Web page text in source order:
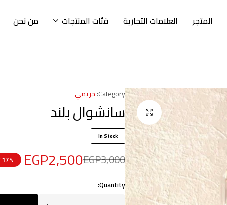
المتجر العلامات التجارية فئات المنتجات من نحن
Category: حريمي
سانشوال بلند
In Stock
EGP3,000
EGP2,500
17% OFF
Quantity: